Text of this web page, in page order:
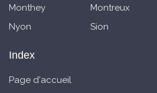
Monthey
Montreux
Nyon
Sion
Index
Page d'accueil